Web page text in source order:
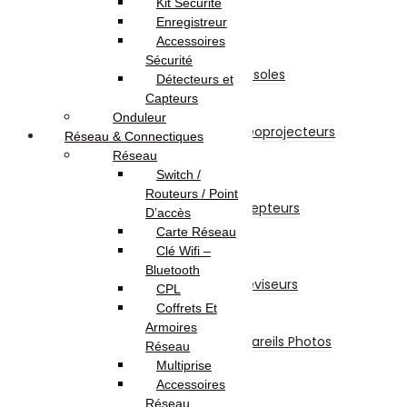
TV-Son-Photos
Consoles & Jeux
Manettes De Jeux
Accessoires Pour Cônsoles
Consoles
Vidéoprojecteurs
Accessoires Pour Vidéoprojecteurs
Vidéoprojecteur
Récepteur
Récepteur
Accessoires Pour Récepteurs
Abonnement
Téléviseurs
Téléviseur
Accessoires Pour Téléviseurs
Appareils Photos
Appareils Photo
Accessoires Pour Appareils Photos
Piles et Chargeurs
Piles
Chargeurs
Enregistreur
Accessoires
Sécurité
Détecteurs et
Capteurs
Onduleur
Réseau & Connectiques
Réseau
Switch /
Routeurs / Point
D’accès
Carte Réseau
Clé Wifi –
Bluetooth
CPL
Coffrets Et
Armoires
Réseau
Multiprise
Accessoires
Réseau